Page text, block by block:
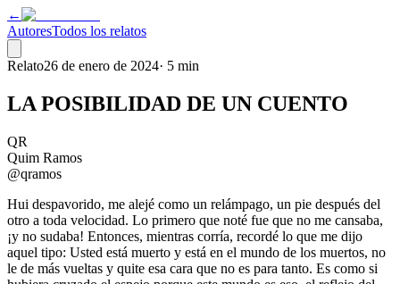
←
AutoresTodos los relatos
Relato26 de enero de 2024· 5 min
LA POSIBILIDAD DE UN CUENTO
QR
Quim Ramos
@qramos
Hui despavorido, me alejé como un relámpago, un pie después del
otro a toda velocidad. Lo primero que noté fue que no me cansaba,
¡y no sudaba! Entonces, mientras corría, recordé lo que me dijo
aquel tipo: Usted está muerto y está en el mundo de los muertos, no
le de más vueltas y quite esa cara que no es para tanto. Es como si